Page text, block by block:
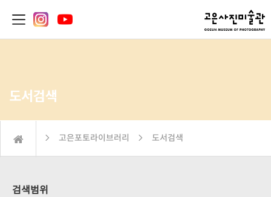
도서검색
 고은포토라이브러리  도서검색
검색범위